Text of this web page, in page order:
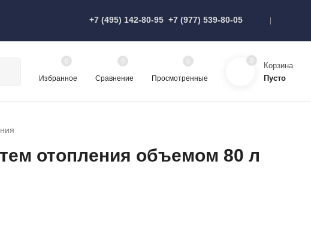
+7 (495) 142-80-95 +7 (977) 539-80-05
Избранное
0
Сравнение
0
Просмотренные
0 0
Корзина
Пусто
отопления объемом 80 л